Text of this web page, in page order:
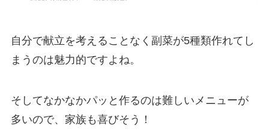
自分で献立を考えることなく副菜が5種類作れてし
まうのは魅力的ですよね。
そしてなかなかパッと作るのは難しいメニューが
多いので、家族も喜びそう！